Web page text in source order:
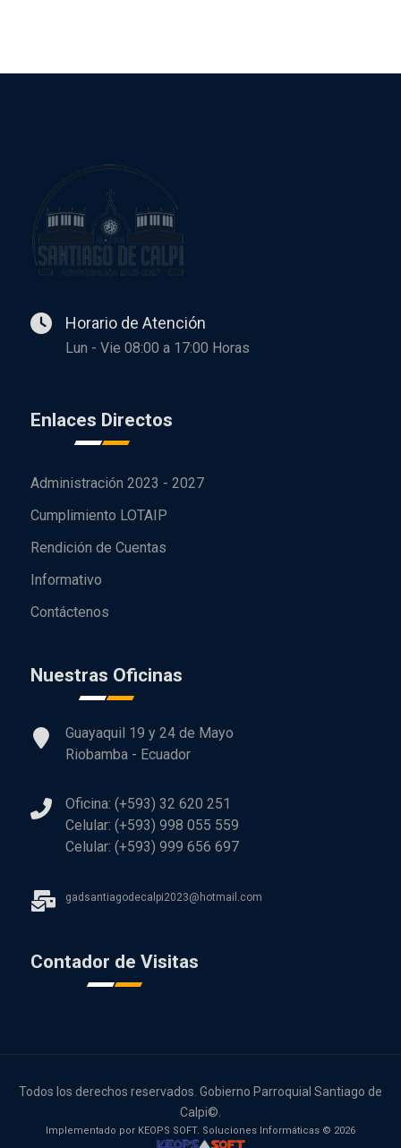
Horario de Atención
Lun - Vie 08:00 a 17:00 Horas
Enlaces Directos
Administración 2023 - 2027
Cumplimiento LOTAIP
Rendición de Cuentas
Informativo
Contáctenos
Nuestras Oficinas
Guayaquil 19 y 24 de Mayo
Riobamba - Ecuador
Oficina: (+593) 32 620 251
Celular: (+593) 998 055 559
Celular: (+593) 999 656 697
gadsantiagodecalpi2023@hotmail.com
Contador de Visitas
Todos los derechos reservados. Gobierno Parroquial Santiago de
Calpi©.
Implementado por KEOPS SOFT. Soluciones Informáticas © 2026